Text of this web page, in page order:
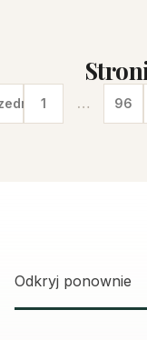
1 … 96
Odkryj ponownie